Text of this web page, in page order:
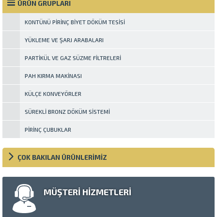
product consistency, and
ÜRÜN GRUPLARI
KONTÜNÜ PIRINÇ BIYET DÖKÜM TESISI
YÜKLEME VE ŞARJ ARABALARI
PARTIKÜL VE GAZ SÜZME FILTRELERI
PAH KIRMA MAKINASI
KÜLÇE KONVEYÖRLER
SÜREKLI BRONZ DÖKÜM SISTEMI
PIRINÇ ÇUBUKLAR
ÇOK BAKILAN ÜRÜNLERİMİZ
MÜŞTERİ HİZMETLERİ